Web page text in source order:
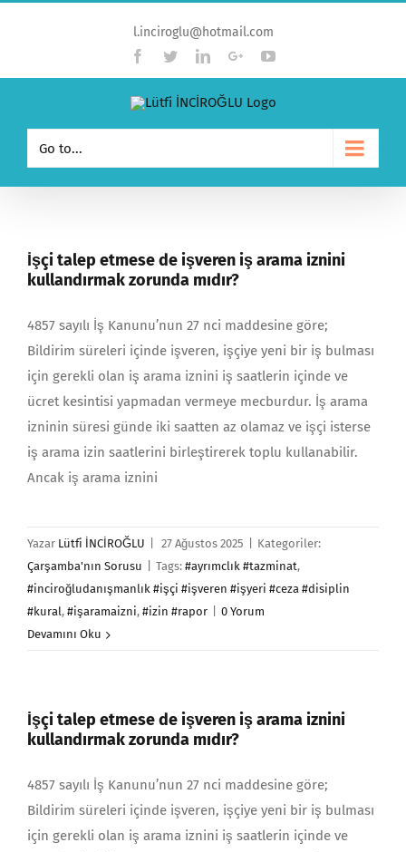
l.inciroglu@hotmail.com
Facebook
TwitterLinkedinGoogle+YouTube
Go to...
İşçi talep etmese de işveren iş arama iznini
kullandırmak zorunda mıdır?
4857 sayılı İş Kanunu’nun 27 nci maddesine göre;
Bildirim süreleri içinde işveren, işçiye yeni bir iş bulması
için gerekli olan iş arama iznini iş saatlerin içinde ve
ücret kesintisi yapmadan vermeye mecburdur. İş arama
izninin süresi günde iki saatten az olamaz ve işçi isterse
iş arama izin saatlerini birleştirerek toplu kullanabilir.
Ancak iş arama iznini
Yazar Lütfi İNCİROĞLU 27 Ağustos 2025
Kategoriler:
Çarşamba'nın Sorusu
Tags: #ayrımclık #tazminat,
#inciroğludanışmanlık #işçi #işveren #işyeri #ceza #disiplin
#kural, #işaramaizni, #izin #rapor
0 Yorum
Devamını Oku
İşçi talep etmese de işveren iş arama iznini
kullandırmak zorunda mıdır?
4857 sayılı İş Kanunu’nun 27 nci maddesine göre;
Bildirim süreleri içinde işveren, işçiye yeni bir iş bulması
için gerekli olan iş arama iznini iş saatlerin içinde ve